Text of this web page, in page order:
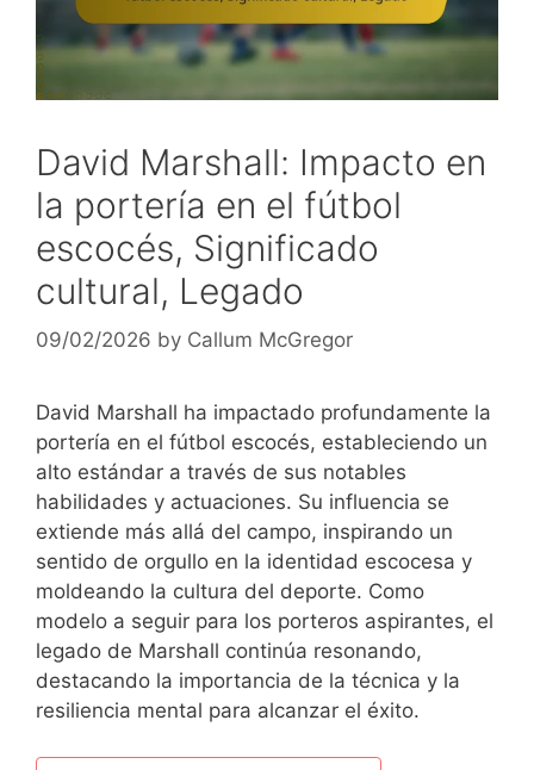
David Marshall: Impacto en
la portería en el fútbol
escocés, Significado
cultural, Legado
09/02/2026 by Callum McGregor
David Marshall ha impactado profundamente la
portería en el fútbol escocés, estableciendo un
alto estándar a través de sus notables
habilidades y actuaciones. Su influencia se
extiende más allá del campo, inspirando un
sentido de orgullo en la identidad escocesa y
moldeando la cultura del deporte. Como
modelo a seguir para los porteros aspirantes, el
legado de Marshall continúa resonando,
destacando la importancia de la técnica y la
resiliencia mental para alcanzar el éxito.